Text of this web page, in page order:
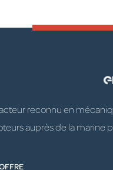
reconnu en
auprès de la marine